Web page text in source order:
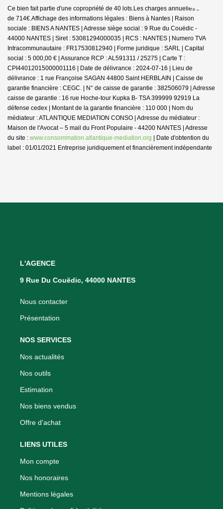
Ce bien fait partie d'une copropriété de 40 lots.Les charges annuelles sont
de 714€.Affichage des informations légales : Biens à Nantes | Raison
sociale : BIENS A NANTES | Adresse siège social : 9 Rue du Couëdic -
44000 NANTES | Siret : 53081294000035 | RCS : NANTES | Numero TVA
Intracommunautaire : FR17530812940 | Forme juridique : SARL | Capital
social : 5 000,00 € | Assurance RCP : AL591311 / 25275 | Carte T :
CPI44012015000001116 | Date de délivrance : 2024-07-16 | Lieu de
délivrance : 1 rue Françoise SAGAN 44800 Saint HERBLAIN | Caisse de
garantie financière : CEGC. | N° de caisse de garantie : 382506079 | Adresse
caisse de garantie : 16 rue Hoche-tour Kupka B- TSA 399999 92919 La
défense cedex | Montant de la garantie financière : 110 000 | Nom du
médiateur : ATLANTIQUE MEDIATION CONSO | Adresse du médiateur :
Maison de l'Avocat – 5 mail du Front Populaire - 44200 NANTES | Adresse
du site : www.consommation.atlantique-mediation.org | Date d'obtention du
label : 01/01/2021 Entreprise juridiquement et financièrement indépendante
L'AGENCE
9 Rue Du Couëdic, 44000 NANTES
Nous contacter
Présentation
NOS SERVICES
Nos actualités
Nos outils
Estimation
Nos biens vendus
Offre d'achat
LIENS UTILES
Mon compte
Nos honoraires
Mentions légales